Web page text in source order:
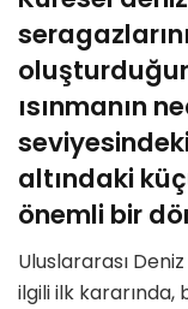
ısınmanın
altındaki
önemli bir
Uluslararası
ilgili ilk